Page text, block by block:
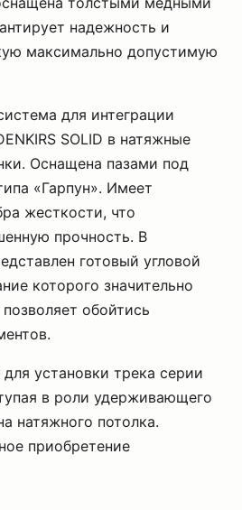
надежность и
максимально допустимую
для интеграции
SOLID в натяжные
Оснащена пазами под
«Гарпун». Имеет
жесткости, что
прочность. В
готовый угловой
которого значительно
обойтись
установки трека серии
в роли удерживающего
натяжного потолка.
приобретение